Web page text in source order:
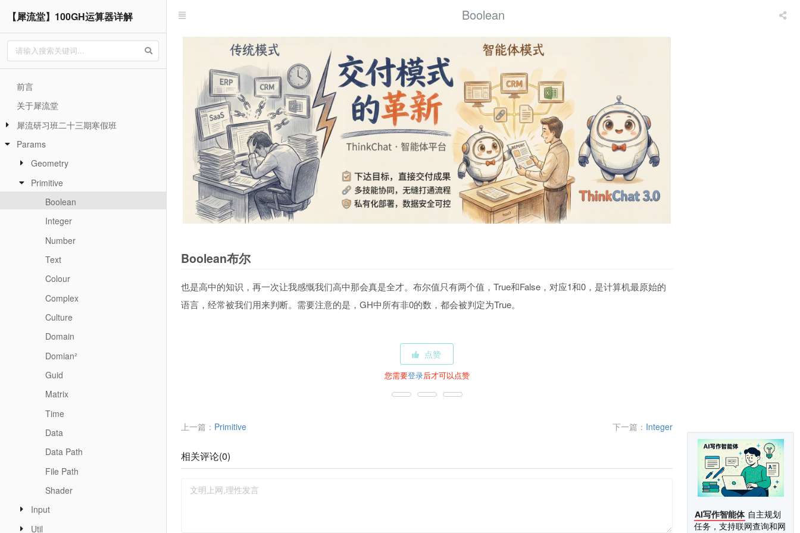
AI写作智能体 自主规划
任务，支持联网查询和网
【犀流堂】100GH运算器详解
前言
关于犀流堂
犀流研习班二十三期寒假班
Params
Geometry
Primitive
Boolean
Integer
Number
Text
Colour
Complex
Culture
Domain
Domian²
Guid
Matrix
Time
Data
Data Path
File Path
Shader
Input
Util
Boolean
Boolean布尔
也是高中的知识，再一次让我感慨我们高中那会真是全才。布尔值只有两个值，True和False，对应1和0，是计算机最原始的
语言，经常被我们用来判断。需要注意的是，GH中所有非0的数，都会被判定为True。
点赞
您需要登录后才可以点赞
上一篇： Primitive 下一篇： Integer
相关评论(0)